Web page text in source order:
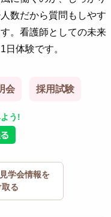
数だから質問もしやす
。看護師としての未来
体験です。
会 採用試験
う!
学会情報を
る